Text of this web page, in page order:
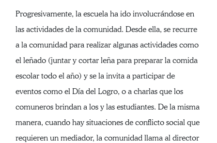
Progresivamente, la escuela ha ido involucrándose en
las actividades de la comunidad. Desde ella, se recurre
a la comunidad para realizar algunas actividades como
el leñado (juntar y cortar leña para preparar la comida
escolar todo el año) y se la invita a participar de
eventos como el Día del Logro, o a charlas que los
comuneros brindan a los y las estudiantes. De la misma
manera, cuando hay situaciones de conflicto social que
requieren un mediador, la comunidad llama al director